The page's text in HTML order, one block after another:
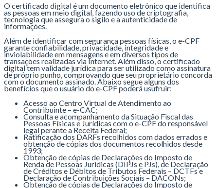
O certificado digital é um documento eletrônico que identifica
as pessoas em meio digital, fazendo uso de criptografia,
tecnologia que assegura o sigilo e a autenticidade de
informações.
Além de identificar com segurança pessoas físicas, o e-CPF
garante confiabilidade, privacidade, integridade e
inviolabilidade em mensagens e em diversos tipos de
transações realizadas via Internet. Além disso, o certificado
digital tem validade jurídica para ser utilizado como assinatura
de próprio punho, comprovando que seu proprietário concorda
com o documento assinado. Abaixo segue alguns dos
benefícios que o usuário do e-CPF poderá usufruir:
Acesso ao Centro Virtual de Atendimento ao
Contribuinte – e-CAC;
Consulta e acompanhamento da Situação Fiscal das
Pessoas Físicas e Jurídicas com o e-CPF do responsável
legal perante a Receita Federal;
Ratificação dos DARFs recolhidos com dados errados e
obtenção de cópias dos documentos recolhidos desde
1993;
Obtenção de cópias de Declarações do Imposto de
Renda de Pessoas Jurídicas (DIPJs e PJs), de Declaração
de Créditos e Débitos de Tributos Federais – DCTFs e
Declaração de Contribuições Sociais – DACONs;
Obtenção de cópias de Declarações do Imposto de